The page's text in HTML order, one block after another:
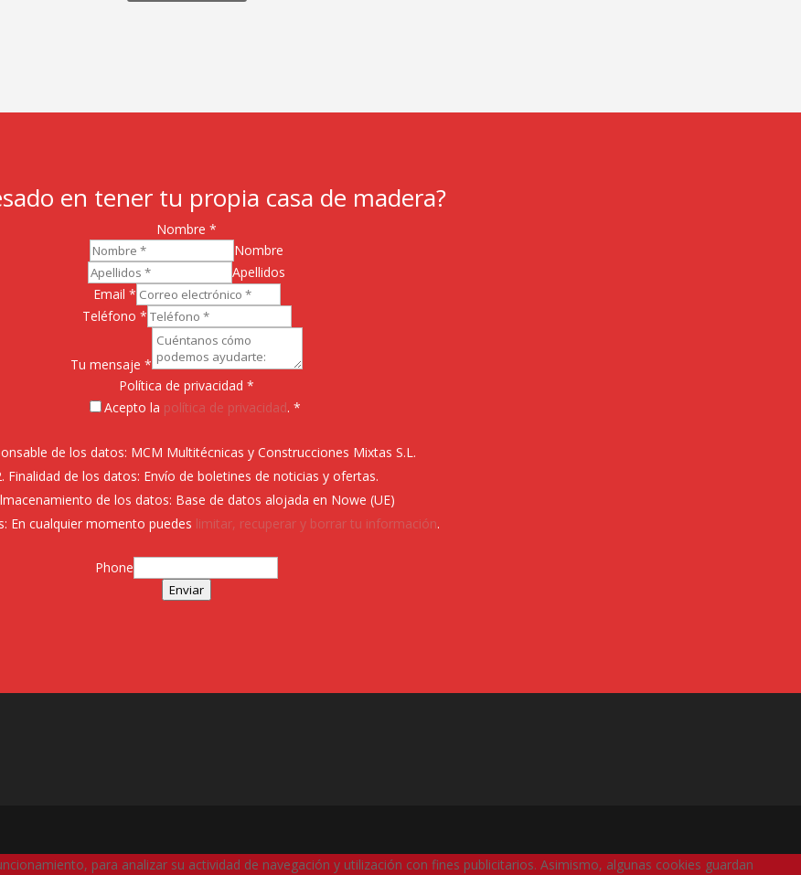
en tener tu propia casa de madera?
Nombre *
Nombre
Apellidos
Email *
Teléfono *
Tu mensaje *
Política de privacidad *
Acepto la política de privacidad. *
de los datos: MCM Multitécnicas y Construcciones Mixtas S.L.
Finalidad de los datos: Envío de boletines de noticias y ofertas.
de los datos: Base de datos alojada en Nowe (UE)
En cualquier momento puedes limitar, recuperar y borrar tu información.
Phone
Enviar
para analizar su actividad de navegación y utilización con fines publicitarios. Asimismo, algunas cookies guardan